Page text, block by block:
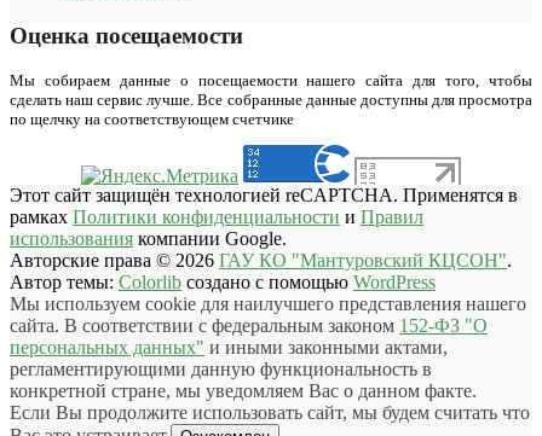
Оценка посещаемости
Мы собираем данные о посещаемости нашего сайта для того, чтобы
сделать наш сервис лучше. Все собранные данные доступны для просмотра
по щелчку на соответствующем счетчике
Этот сайт защищён технологией reCAPTCHA. Применятся в
рамках Политики конфиденциальности и Правил
использования компании Google.
Авторские права © 2026 ГАУ КО "Мантуровский КЦСОН".
Автор темы: Colorlib создано с помощью WordPress
Мы используем cookie для наилучшего представления нашего
сайта. В соответствии с федеральным законом 152-ФЗ "О
персональных данных" и иными законными актами,
регламентирующими данную функциональность в
конкретной стране, мы уведомляем Вас о данном факте.
Если Вы продолжите использовать сайт, мы будем считать что